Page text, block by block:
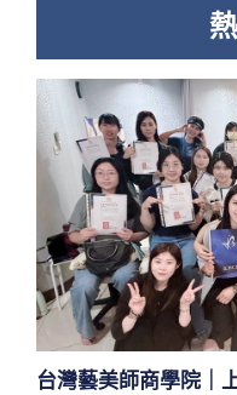
台灣藝美師商學院｜